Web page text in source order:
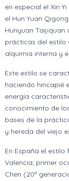
en especial el Xin
el Hun Yuan
Hunyuan
prácticas del estilo
alquimia interna y
Este estilo se
haciendo hincapié
energía
conocimiento de
bases de la
y hereda del viejo
En España el
Valencia, primer
Chen (20º